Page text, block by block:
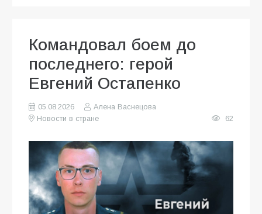
Командовал боем до
последнего: герой
Евгений Остапенко
05.08.2026
Алена Васнецова
Новости в стране
62